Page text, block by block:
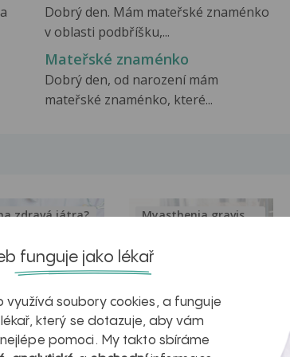
Dobrý den. Mám mateřské znaménko
v oblasti podbříšku,...
Mateřské znaménko
Dobrý den, od narození mám
mateřské znaménko, které...
zdravá játra?
Inovativní
Myasthenia gravis – vše, co...
funguje jako lékař
využívá soubory cookies, a funguje
který se dotazuje, aby vám
pomoci. My takto sbíráme